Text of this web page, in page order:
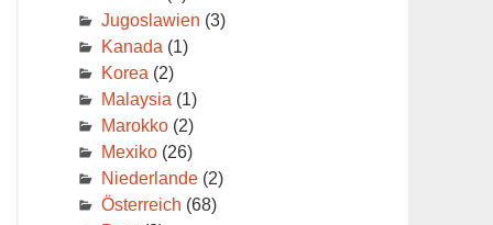
Jugoslawien (3)
Kanada (1)
Korea (2)
Malaysia (1)
Marokko(2)
Mexiko(26)
Niederlande(2)
Österreich (68)